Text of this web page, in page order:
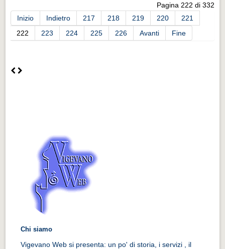
Pagina 222 di 332
Inizio
Indietro 217 218 219 220
221
222
223 224 225 226 Avanti Fine
Chi siamo
Vigevano Web si presenta: un po' di storia, i servizi , il